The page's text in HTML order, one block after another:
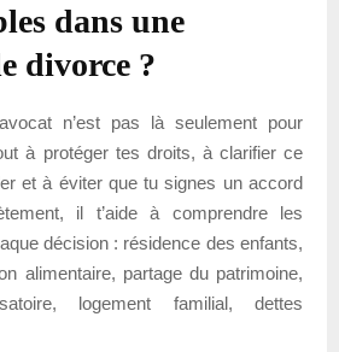
dans une
divorce ?
n’est pas là seulement pour
à protéger tes droits, à clarifier ce
et à éviter que tu signes un accord
il t’aide à comprendre les
décision : résidence des enfants,
alimentaire, partage du patrimoine,
logement familial, dettes